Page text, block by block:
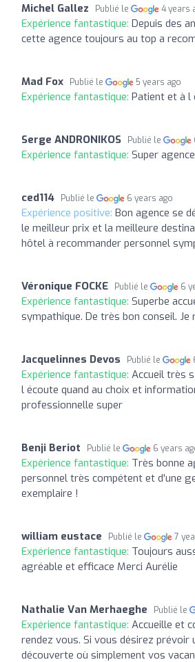
Michel Gallez Publié le 4 years
Expérience fantastique: Depuis des
cette agence toujours au top a
Mad Fox Publié le 5 years ago
Expérience fantastique: Patient et à l
Serge ANDRONIKOS Publié le
Expérience fantastique: Super agence
ced114 Publié le 6 years ago
Expérience positive: Bon agence se
le meilleur prix et la meilleure
hôtel à recommander personnel
Véronique FOCKE Publié le 6
Expérience fantastique: Superbe
sympathique. De très bon conseil. Je
Jacquelinnes Devos Publié le
Expérience fantastique: Accueil très
l écoute quand au choix et
professionnelle super
Benji Beriot Publié le 6 years
Expérience fantastique: Très bonne
personnel très compétent et d'une
exemplaire !
william eustace Publié le 7
Expérience fantastique: Toujours
agréable et efficace Merci Aurélie
Nathalie Van Merhaeghe Publié le
Expérience fantastique: Accueille et
rendez vous. Si vous désirez prévoir
découverte où simplement vos